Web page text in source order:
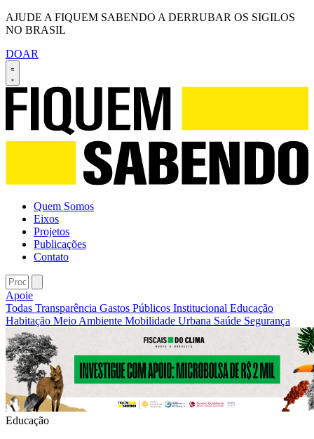
AJUDE A FIQUEM SABENDO A DERRUBAR OS SIGILOS
NO BRASIL
DOAR
Quem Somos
Eixos
Projetos
Publicações
Contato
Apoie
Todas Transparência Gastos Públicos Institucional Educação
Habitação Meio Ambiente Mobilidade Urbana Saúde Segurança
Educação